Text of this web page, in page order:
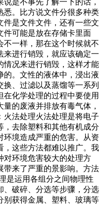
是不事先了解一下的话，
悉。比方说文件分很多种类
件是文件文件，还有一些文
件可能是放在存储卡里面
不一样，那在这个时候就不
来进行销毁，就应该确定一
情况来进行销毁，这样才能
的。文性的液体中，浸出液
、过滤以及蒸馏等一系列
化学处理的过程中要使用
的废液并排放有毒气体，
火法处理火法处理是将电子
，去除塑料和其他有机成分
环境造成严重的危害。从资
，这些方法都难以推广。我
对环境危害较大的处理方
带来了严重的景影响。方法
是运用各组分之间物理性
、破碎、分选等步骤，分选
别获得金属、塑料、玻璃等